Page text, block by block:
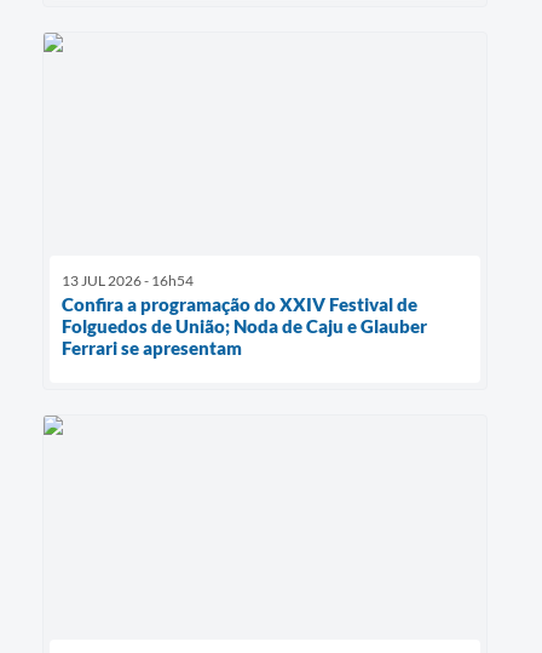
13 JUL 2026 - 16h54
Confira a programação do XXIV Festival de
Folguedos de União; Noda de Caju e Glauber
Ferrari se apresentam